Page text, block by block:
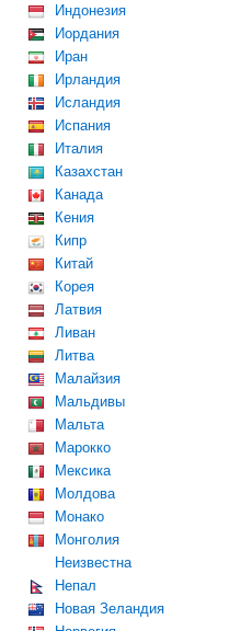
Индонезия
Иордания
Иран
Ирландия
Исландия
Испания
Италия
Казахстан
Канада
Кения
Кипр
Китай
Корея
Латвия
Ливан
Литва
Малайзия
Мальдивы
Мальта
Марокко
Мексика
Молдова
Монако
Монголия
Неизвестна
Непал
Новая Зеландия